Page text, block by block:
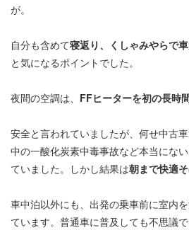
が。
自分も含めて寝返り、くしゃみやらで
と気になるポイントでした。
夜間の空調は、 FFヒーターを初の長時
安全と言われていましたが、何せ中古
中の一酸化炭素中毒事故など本当にな
ていました。しかし結果は朝まで快適そ
車中泊以外にも、出発の乗車前に室内
ています。普通車に普及しても不思議で